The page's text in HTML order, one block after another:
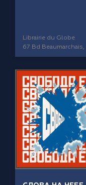
Librairie du Globe
67 Bd